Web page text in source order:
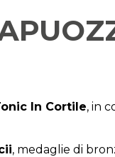
In Cortile, in
, medaglie di